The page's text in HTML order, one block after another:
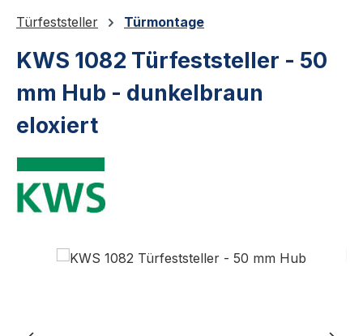
Türfeststeller Türmontage
KWS 1082 Türfeststeller - 50
mm Hub - dunkelbraun
eloxiert